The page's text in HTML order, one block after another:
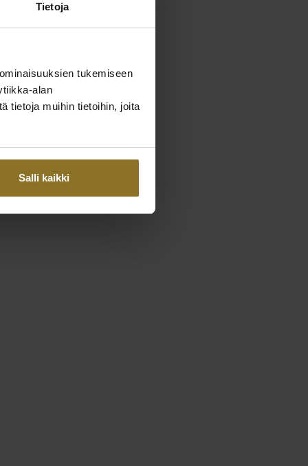
Tietoja
tukemiseen
alan
tietoja muihin tietoihin, joita
Salli kaikki